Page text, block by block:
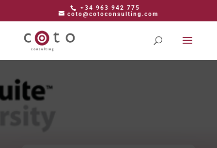
+34 963 942 775
coto@cotoconsulting.com